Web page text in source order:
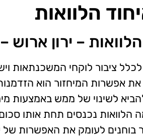
הלוואות
– ירון
ציבור לוקחי המשכנתאות
אפשרות המיחזור הוא
לשינוי של ממש באמצעות
נכנסים תחת אותו סכום
בוחנים לעומק את האפשרות